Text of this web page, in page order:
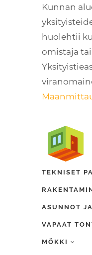
Kunnan
huolehtii
omistaja
TEKNISET
ASUNNOT
VAPAAT
MÖKKI